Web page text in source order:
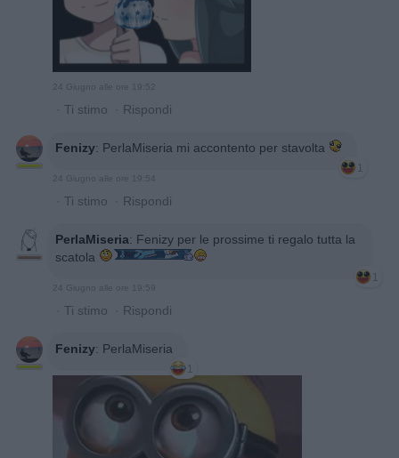
24 Giugno alle ore 19:52
· Ti stimo · Rispondi
Fenizy: PerlaMiseria mi accontento per stavolta
1
24 Giugno alle ore 19:54
· Ti stimo · Rispondi
PerlaMiseria: Fenizy per le prossime ti regalo tutta la
scatola
1
24 Giugno alle ore 19:59
· Ti stimo · Rispondi
Fenizy: PerlaMiseria
1